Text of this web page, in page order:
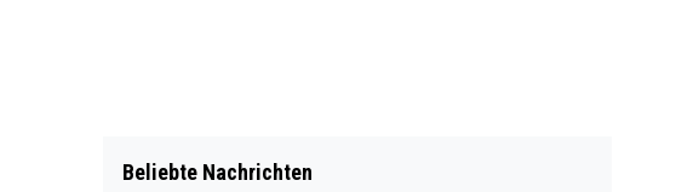
Beliebte Nachrichten